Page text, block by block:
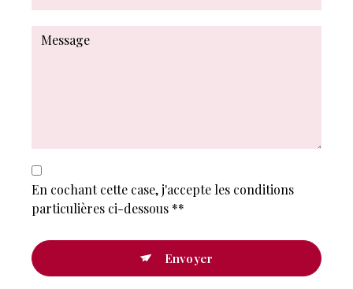
En cochant cette case, j'accepte les conditions
particulières ci-dessous **
Envoyer